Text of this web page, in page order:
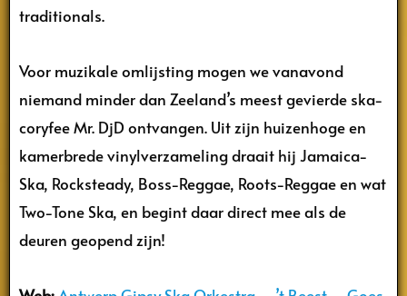
traditionals.
Voor muzikale omlijsting mogen we vanavond
niemand minder dan Zeeland’s meest gevierde ska-
coryfee Mr. DjD ontvangen. Uit zijn huizenhoge en
kamerbrede vinylverzameling draait hij Jamaica-
Ska, Rocksteady, Boss-Reggae, Roots-Reggae en wat
Two-Tone Ska, en begint daar direct mee als de
deuren geopend zijn!